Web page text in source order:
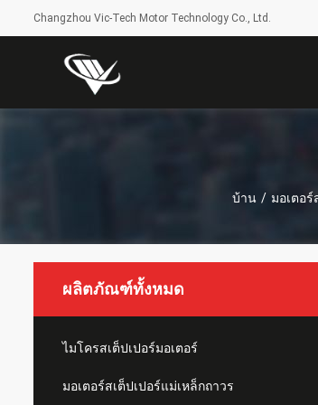
Changzhou Vic-Tech Motor Technology Co., Ltd.
บ้าน / มอเตอร์
ผลิตภัณฑ์ทั้งหมด
ไมโครสเต็ปเปอร์มอเตอร์
มอเตอร์สเต็ปเปอร์แม่เหล็กถาวร